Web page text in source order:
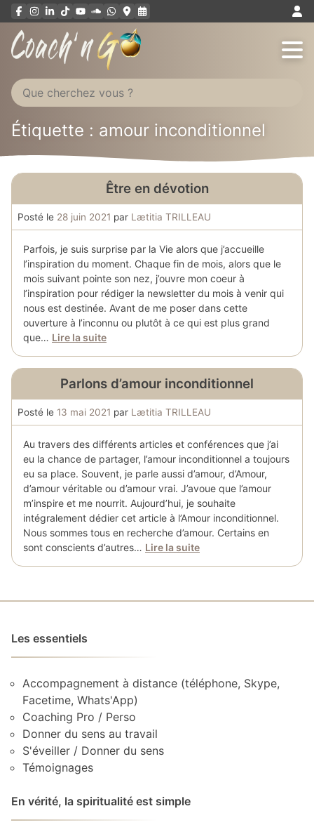
Aller
au
Étiquette : amour inconditionnel
Être en dévotion
Posté le 28 juin 2021 par Lætitia TRILLEAU
Parfois, je suis surprise par la Vie alors que j’accueille
l’inspiration du moment. Chaque fin de mois, alors que le
mois suivant pointe son nez, j’ouvre mon coeur à
l’inspiration pour rédiger la newsletter du mois à venir qui
nous est destinée. Avant de me poser dans cette
ouverture à l’inconnu ou plutôt à ce qui est plus grand
que… Lire la suite
Parlons d’amour inconditionnel
Posté le 13 mai 2021 par Lætitia TRILLEAU
Au travers des différents articles et conférences que j’ai
eu la chance de partager, l’amour inconditionnel a toujours
eu sa place. Souvent, je parle aussi d’amour, d’Amour,
d’amour véritable ou d’amour vrai. J’avoue que l’amour
m’inspire et me nourrit. Aujourd’hui, je souhaite
intégralement dédier cet article à l’Amour inconditionnel.
Nous sommes tous en recherche d’amour. Certains en
sont conscients d’autres… Lire la suite
Les essentiels
Accompagnement à distance (téléphone, Skype,
Facetime, Whats'App)
Coaching Pro / Perso
Donner du sens au travail
S'éveiller / Donner du sens
Témoignages
En vérité, la spiritualité est simple